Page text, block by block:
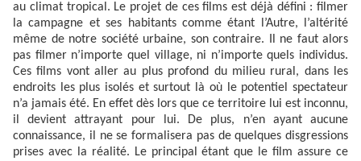
au climat tropical. Le projet de ces films est déjà défini : filmer
la campagne et ses habitants comme étant l’Autre, l’altérité
même de notre société urbaine, son contraire. Il ne faut alors
pas filmer n’importe quel village, ni n’importe quels individus.
Ces films vont aller au plus profond du milieu rural, dans les
endroits les plus isolés et surtout là où le potentiel spectateur
n’a jamais été. En effet dès lors que ce territoire lui est inconnu,
il devient attrayant pour lui. De plus, n’en ayant aucune
connaissance, il ne se formalisera pas de quelques disgressions
prises avec la réalité. Le principal étant que le film assure ce